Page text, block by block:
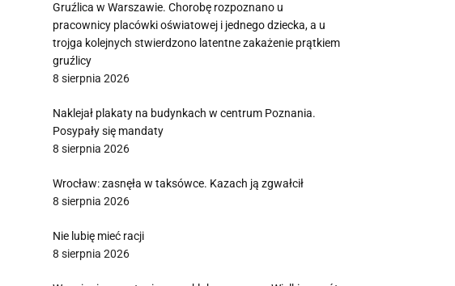
Gruźlica w Warszawie. Chorobę rozpoznano u
pracownicy placówki oświatowej i jednego dziecka, a u
trojga kolejnych stwierdzono latentne zakażenie prątkiem
gruźlicy
8 sierpnia 2026
Naklejał plakaty na budynkach w centrum Poznania.
Posypały się mandaty
8 sierpnia 2026
Wrocław: zasnęła w taksówce. Kazach ją zgwałcił
8 sierpnia 2026
Nie lubię mieć racji
8 sierpnia 2026